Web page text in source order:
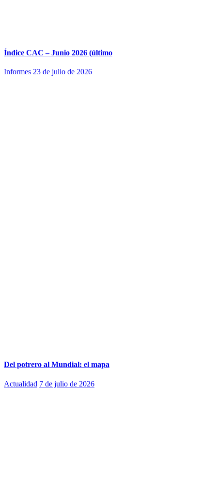
Índice CAC – Junio 2026 (último
Informes 23 de julio de 2026
Del potrero al Mundial: el mapa
Actualidad 7 de julio de 2026